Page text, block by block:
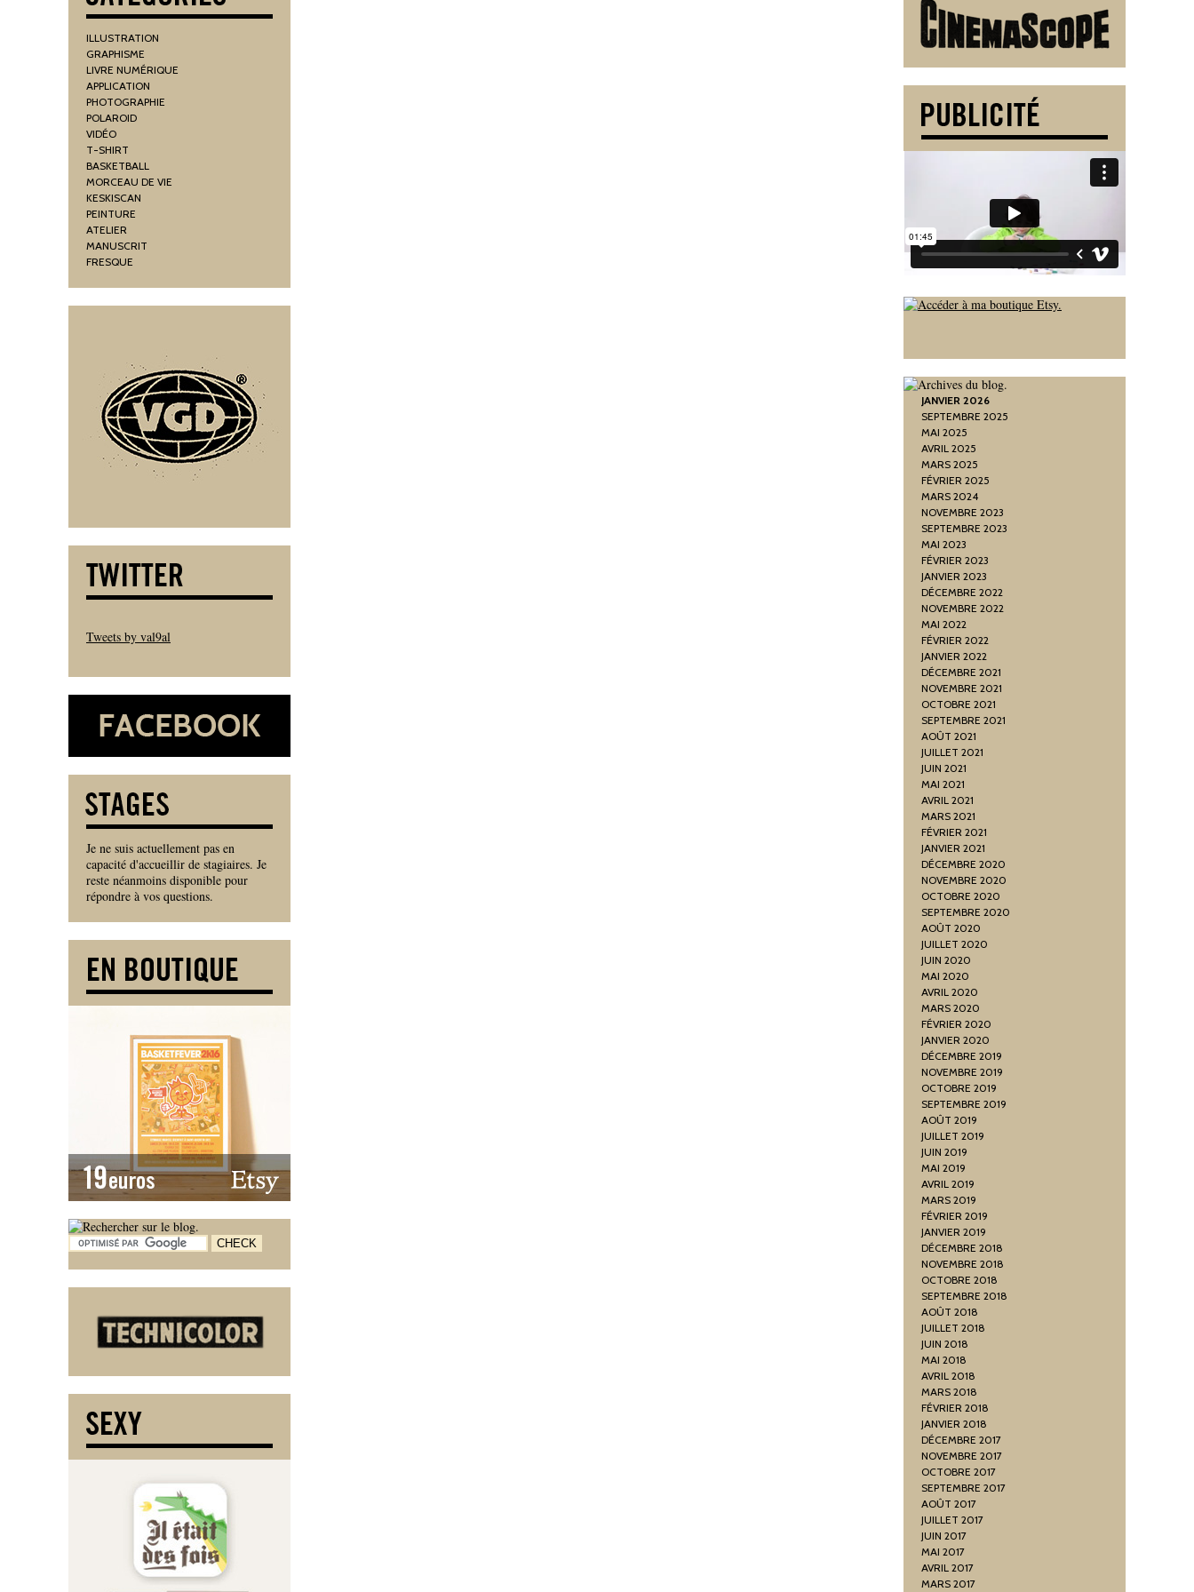
ILLUSTRATION
GRAPHISME
LIVRE NUMÉRIQUE
APPLICATION
PHOTOGRAPHIE
POLAROID
VIDÉO
T-SHIRT
BASKETBALL
MORCEAU DE VIE
KESKISCAN
PEINTURE
ATELIER
MANUSCRIT
FRESQUE
Tweets by val9al
Je ne suis actuellement pas en
capacité d'accueillir de stagiaires. Je
reste néanmoins disponible pour
répondre à vos questions.
JANVIER 2026
SEPTEMBRE 2025
MAI 2025
AVRIL 2025
MARS 2025
FÉVRIER 2025
MARS 2024
NOVEMBRE 2023
SEPTEMBRE 2023
MAI 2023
FÉVRIER 2023
JANVIER 2023
DÉCEMBRE 2022
NOVEMBRE 2022
MAI 2022
FÉVRIER 2022
JANVIER 2022
DÉCEMBRE 2021
NOVEMBRE 2021
OCTOBRE 2021
SEPTEMBRE 2021
AOÛT 2021
JUILLET 2021
JUIN 2021
MAI 2021
AVRIL 2021
MARS 2021
FÉVRIER 2021
JANVIER 2021
DÉCEMBRE 2020
NOVEMBRE 2020
OCTOBRE 2020
SEPTEMBRE 2020
AOÛT 2020
JUILLET 2020
JUIN 2020
MAI 2020
AVRIL 2020
MARS 2020
FÉVRIER 2020
JANVIER 2020
DÉCEMBRE 2019
NOVEMBRE 2019
OCTOBRE 2019
SEPTEMBRE 2019
AOÛT 2019
JUILLET 2019
JUIN 2019
MAI 2019
AVRIL 2019
MARS 2019
FÉVRIER 2019
JANVIER 2019
DÉCEMBRE 2018
NOVEMBRE 2018
OCTOBRE 2018
SEPTEMBRE 2018
AOÛT 2018
JUILLET 2018
JUIN 2018
MAI 2018
AVRIL 2018
MARS 2018
FÉVRIER 2018
JANVIER 2018
DÉCEMBRE 2017
NOVEMBRE 2017
OCTOBRE 2017
SEPTEMBRE 2017
AOÛT 2017
JUILLET 2017
JUIN 2017
MAI 2017
AVRIL 2017
MARS 2017